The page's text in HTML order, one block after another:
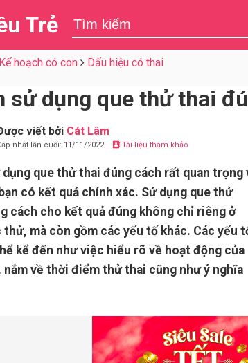
Trẻ
Kế hoạch có con Dấu hiệu có thai
sử dụng que thử thai
viết bởi Cát Lâm
nhật lần cuối: 11/11/2022 Tài liệu tham khảo
dụng que thử thai đúng cách rất quan trọng
có kết quả chính xác. Sử dụng que thử
cách cho kết quả đúng không chỉ riêng ở
mà còn gồm các yếu tố khác. Các yếu
kể đến như việc hiểu rõ về hoạt động của
nắm về thời điểm thử thai cũng như ý nghĩa